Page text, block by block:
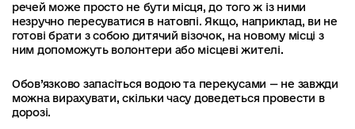
речей може просто не бути місця, до того ж із ними
незручно пересуватися в натовпі. Якщо, наприклад, ви не
готові брати з собою дитячий візочок, на новому місці з
ним допоможуть волонтери або місцеві жителі.
Обов’язково запасіться водою та перекусами — не завжди
можна вирахувати, скільки часу доведеться провести в
дорозі.